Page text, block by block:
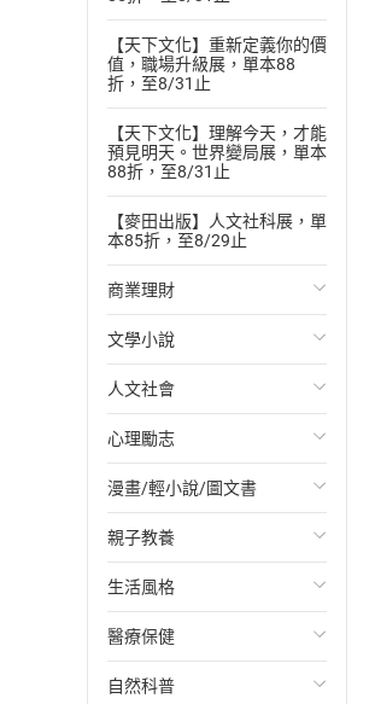
【天下文化】重新定義你的價
值，職場升級展，單本88
折，至8/31止
【天下文化】理解今天，才能
預見明天。世界變局展，單本
88折，至8/31止
【麥田出版】人文社科展，單
本85折，至8/29止
商業理財
投資理財
經濟/趨勢
財務/金融
管理/領導
職場工作術
成功法
行銷/廣告
傳記
文學小說
歐美文學
日本文學
韓國文學
華文文學
經典文學
成長/家庭生活小說
懸疑/推理小說
人文社會
國際關係
政治
社會科學
台灣/中國歷史
日/韓歷史
其他歷史/史學
心理勵志
心靈成長/情緒
人際關係
兩性關係
心理學
漫畫/輕小說/圖文書
輕小說
奇幻/科幻
愛情故事
職場/社會寫實
親子教養
教育現場
兒童文學/故事
兒童科普/學習
生活風格
飲食/食譜
健身/美顏
醫療保健
健康/養生
自然科普